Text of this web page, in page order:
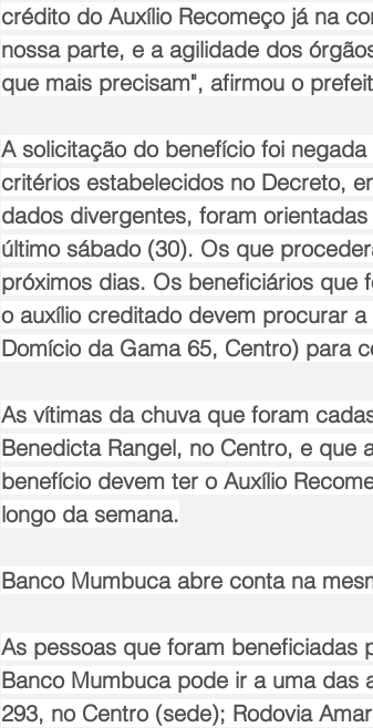
crédito do Auxílio Recomeço já na
nossa parte, e a agilidade dos
que mais precisam", afirmou o
A solicitação do benefício foi
critérios estabelecidos no Decreto,
dados divergentes, foram
último sábado (30). Os que
próximos dias. Os beneficiários que
o auxílio creditado devem procurar
Domício da Gama 65, Centro) para
As vítimas da chuva que foram
Benedicta Rangel, no Centro, e que
benefício devem ter o Auxílio
longo da semana.
Banco Mumbuca abre conta na
As pessoas que foram beneficiadas
Banco Mumbuca pode ir a uma das
293, no Centro (sede); Rodovia